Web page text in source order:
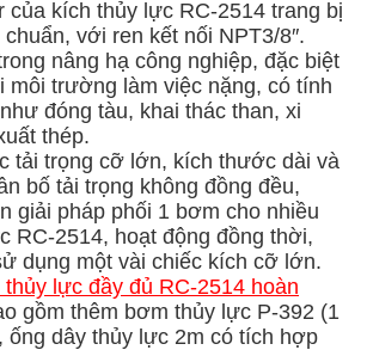
của kích thủy lực RC-2514 trang bị
với ren kết nối NPT3/8″.
nâng hạ công nghiệp, đặc biệt
môi trường làm việc nặng, có tính
đóng tàu, khai thác than, xi
thép.
tải trọng cỡ lớn, kích thước dài và
bố tải trọng không đồng đều,
giải pháp phối 1 bơm cho nhiều
RC-2514, hoạt động đồng thời,
dụng một vài chiếc kích cỡ lớn.
lực đầy đủ RC-2514 hoàn
gồm thêm bơm thủy lực P-392 (1
ống dây thủy lực 2m có tích hợp